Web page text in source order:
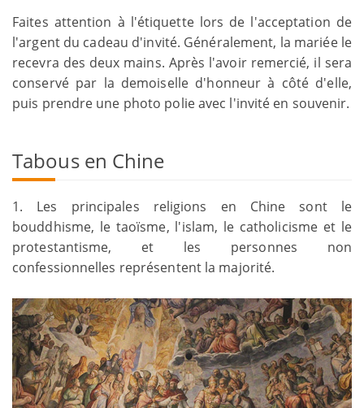
Faites attention à l'étiquette lors de l'acceptation de
l'argent du cadeau d'invité. Généralement, la mariée le
recevra des deux mains. Après l'avoir remercié, il sera
conservé par la demoiselle d'honneur à côté d'elle,
puis prendre une photo polie avec l'invité en souvenir.
Tabous en Chine
1. Les principales religions en Chine sont le
bouddhisme, le taoïsme, l'islam, le catholicisme et le
protestantisme, et les personnes non
confessionnelles représentent la majorité.